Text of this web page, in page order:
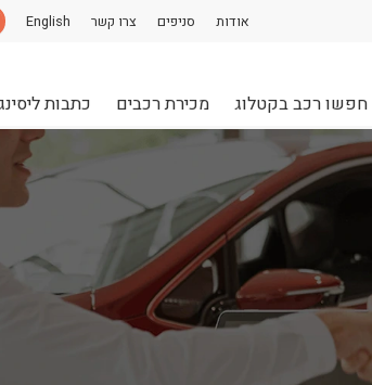
אודות סניפים צרו קשר English
חפשו רכב בקטלוג מכירת רכבים כתבות